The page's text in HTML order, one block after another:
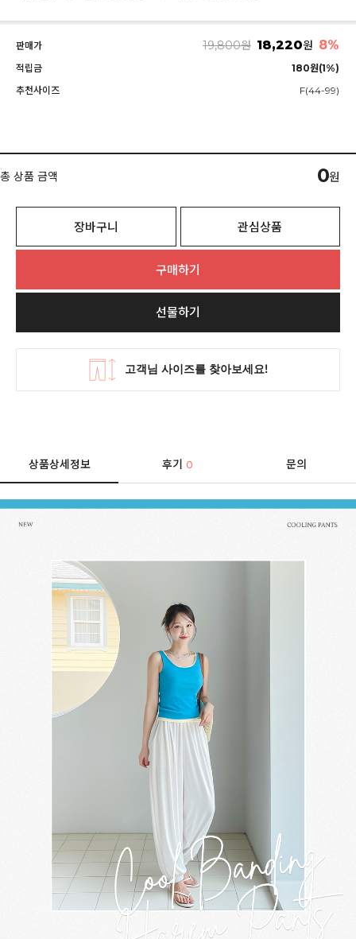
판매가 19,800원 18,220원 8%
적립금
180원(1%)
추천사이즈
F(44-99)
총 상품 금액 0원
장바구니 관심상품
구매하기
선물하기
상품상세정보 후기0 문의